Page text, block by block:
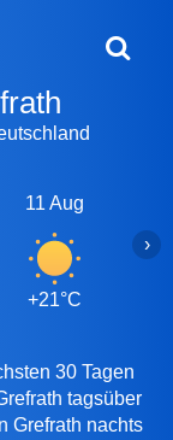
11 Aug
+21°C
›
30 Tagen
tagsüber
Grefrath nachts